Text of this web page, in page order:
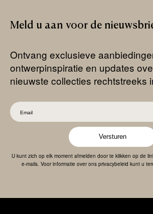
Meld u aan voor de
Ontvang exclusieve
ontwerpinspiratie en updates
nieuwste collecties rechtstreeks
Versturen
U kunt zich op elk moment afmelden door te klikken op de
e-mails. Voor informatie over ons privacybeleid kunt u